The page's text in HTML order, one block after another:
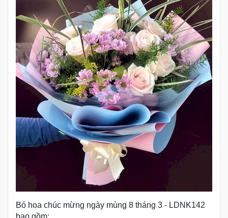
Bó hoa chúc mừng ngày mùng 8 tháng 3 - LDNK142
bao gồm: